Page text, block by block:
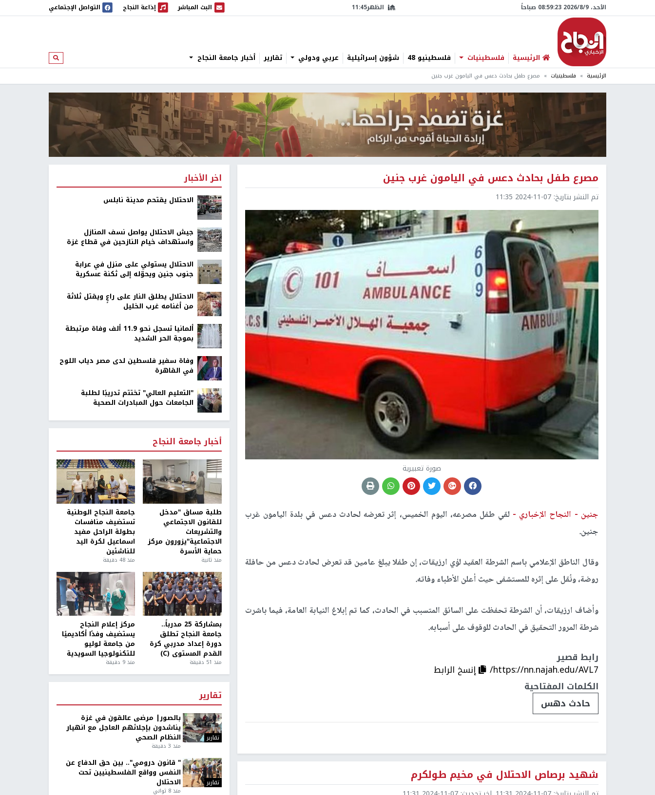
الأحد، 9/‏8/‏2026 08:59:24 صباحاً الظهر11:45 البث المباشر
البث المباشر إذاعة النجاح
إذاعة النجاح التواصل الإجتماعي
الرئيسية فلسطينيات فلسطينيو 48 شؤون إسرائيلية عربي ودولي تقارير أخبار جامعة النجاح ابحث
الرئيسية فلسطينيات مصرع طفل بحادث دعس في اليامون غرب جنين
مصرع طفل بحادث دعس في اليامون غرب جنين
تم النشر بتاريخ: 2024-11-07 11:35
صورة تعبيرية
جنين - النجاح الإخباري - لقي طفل مصرعه، اليوم الخميس، إثر تعرضه لحادث دعس في بلدة اليامون غرب
جنين.
وقال الناطق الإعلامي باسم الشرطة العقيد لؤي ارزيقات، إن طفلا يبلغ عامين قد تعرض لحادث دعس من حافلة
روضة، ونُقل على إثره للمستشفى حيث أعلن الأطباء وفاته.
وأضاف ارزيقات، أن الشرطة تحفظت على السائق المتسبب في الحادث، كما تم إبلاغ النيابة العامة، فيما باشرت
شرطة المرور التحقيق في الحادث للوقوف على أسبابه.
رابط قصير
https://nn.najah.edu/AVL7/
إنسخ الرابط
الكلمات المفتاحية
حادث دهس
شهيد برصاص الاحتلال في مخيم طولكرم
اخر الأخبار
الاحتلال يقتحم مدينة نابلس
جيش الاحتلال يواصل نسف المنازل
واستهداف خيام النازحين في قطاع غزة
الاحتلال يستولي على منزل في عرابة
جنوب جنين ويحوّله إلى ثكنة عسكرية
الاحتلال يطلق النار على راعٍ ويقتل ثلاثة
من أغنامه غرب الخليل
ألمانيا تسجل نحو 11.9 ألف وفاة مرتبطة
بموجة الحر الشديد
وفاة سفير فلسطين لدى مصر دياب اللوح
في القاهرة
"التعليم العالي" تختتم تدريبًا لطلبة
الجامعات حول المبادرات الصحية
أخبار جامعة النجاح
طلبة مساق "مدخل
للقانون الاجتماعي
والتشريعات
الاجتماعية"يزورون مركز
حماية الأسرة
منذ ثانية
جامعة النجاح الوطنية
تستضيف منافسات
بطولة الراحل مفيد
اسماعيل لكرة اليد
للناشئين
منذ 48 دقيقة
بمشاركة 25 مدرباً..
جامعة النجاح تطلق
دورة إعداد مدربي كرة
القدم المستوى (C)
منذ 51 دقيقة
مركز إعلام النجاح
يستضيف وفدًا أكاديميًا
من جامعة لوليو
للتكنولوجيا السويدية
منذ 9 دقيقة
تقارير
تقارير
بالصور| مرضى عالقون في غزة
يناشدون بإجلائهم العاجل مع انهيار
النظام الصحي
منذ 3 دقيقة
تقارير
" قانون درومي".. بين حق الدفاع عن
النفس وواقع الفلسطينيين تحت
الاحتلال
منذ 8 ثواني